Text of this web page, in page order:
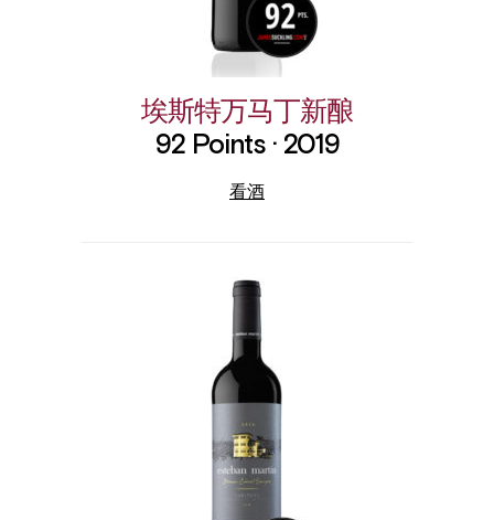
埃斯特万马丁新酿
92 Points · 2019
看酒